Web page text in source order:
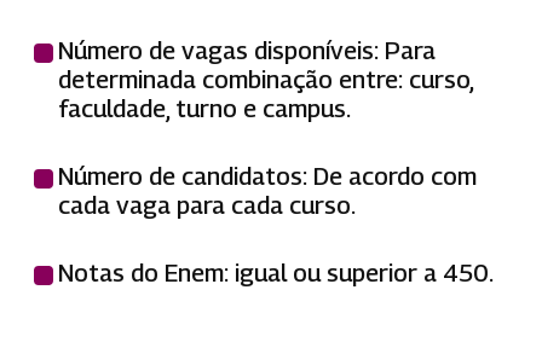
Número de vagas disponíveis: Para
determinada combinação entre: curso,
faculdade, turno e campus.
Número de candidatos: De acordo com
cada vaga para cada curso.
Notas do Enem: igual ou superior a 450.